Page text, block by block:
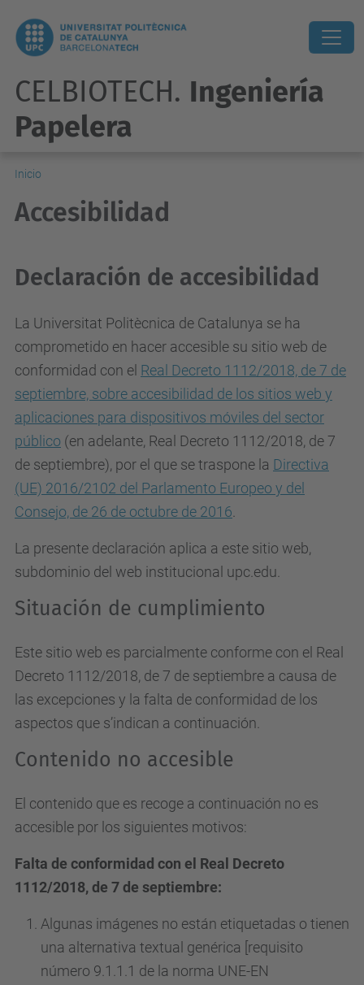
CELBIOTECH. Ingeniería
Papelera
Inicio
Accesibilidad
Declaración de accesibilidad
La Universitat Politècnica de Catalunya se ha
comprometido en hacer accesible su sitio web de
conformidad con el Real Decreto 1112/2018, de 7 de
septiembre, sobre accesibilidad de los sitios web y
aplicaciones para dispositivos móviles del sector
público (en adelante, Real Decreto 1112/2018, de 7
de septiembre), por el que se traspone la Directiva
(UE) 2016/2102 del Parlamento Europeo y del
Consejo, de 26 de octubre de 2016
La presente declaración aplica a este sitio web,
subdominio del web institucional upc.edu.
Situación de cumplimiento
Este sitio web es parcialmente conforme con el Real
Decreto 1112/2018, de 7 de septiembre a causa de
las excepciones y la falta de conformidad de los
aspectos que s’indican a continuación.
Contenido no accesible
El contenido que es recoge a continuación no es
accesible por los siguientes motivos:
Falta de conformidad con el Real Decreto
1112/2018, de 7 de septiembre:
Algunas imágenes no están etiquetadas o tienen
una alternativa textual genérica [requisito
número 9.1.1.1 de la norma UNE-EN